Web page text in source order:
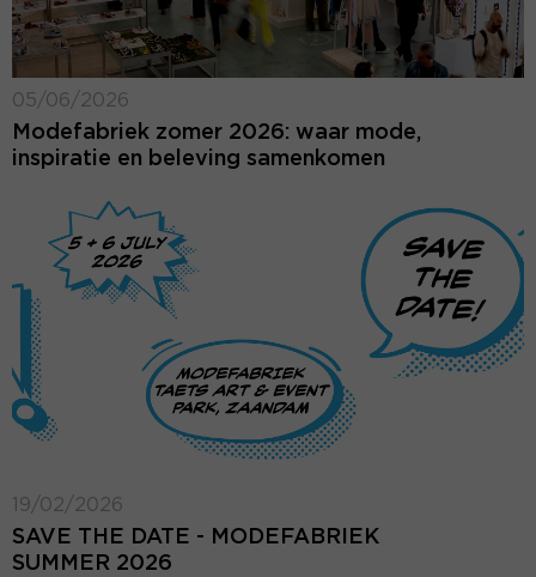
05/06/2026
Modefabriek zomer 2026: waar mode,
inspiratie en beleving samenkomen
19/02/2026
SAVE THE DATE - MODEFABRIEK
SUMMER 2026